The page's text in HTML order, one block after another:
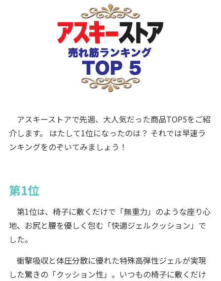
アスキーストアで先週、大人気だった商品TOP5をご紹
介します。 はたして1位になったのは？ それでは早速ラ
ンキングをのぞいてみましょう！
第1位
第1位は、椅子に敷くだけで「無重力」のような座り心
地、お尻と腰を優しく包む「快適ジェルクッション」で
した。
衝撃吸収と体圧分散に優れた特殊高弾性ジェルが実現
した驚きの「クッション性」。いつもの椅子に敷くだけ